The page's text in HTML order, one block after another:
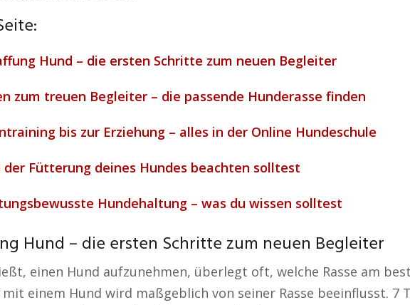
Hund – die ersten Schritte zum neuen Begleiter
zum treuen Begleiter – die passende Hunderasse finden
bis zur Erziehung – alles in der Online Hundeschule
der Fütterung deines Hundes beachten solltest
Hundehaltung – was du wissen solltest
Hund – die ersten Schritte zum neuen Begleiter
einen Hund aufzunehmen, überlegt oft, welche Rasse am
einem Hund wird maßgeblich von seiner Rasse beeinflusst. 7